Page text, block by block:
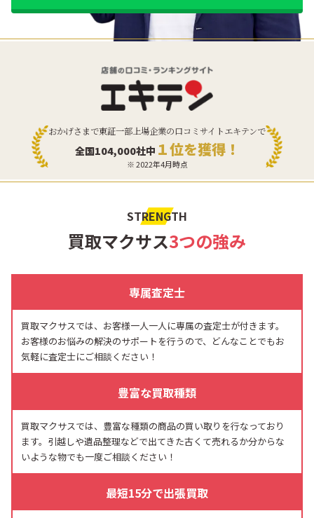
おかげさまで東証一部上場企業の口コミサイトエキテンで
全国104,000社中 １位を獲得！
※ 2022年4月時点
STRENGTH
買取マクサス3つの強み
専属査定士
買取マクサスでは、お客様一人一人に専属の査定士が付きます。
お客様のお悩みの解決のサポートを行うので、どんなことでもお
気軽に査定士にご相談ください！
豊富な買取種類
買取マクサスでは、豊富な種類の商品の買い取りを行なっており
ます。引越しや遺品整理などで出てきた古くて売れるか分からな
いような物でも一度ご相談ください！
最短15分で出張買取